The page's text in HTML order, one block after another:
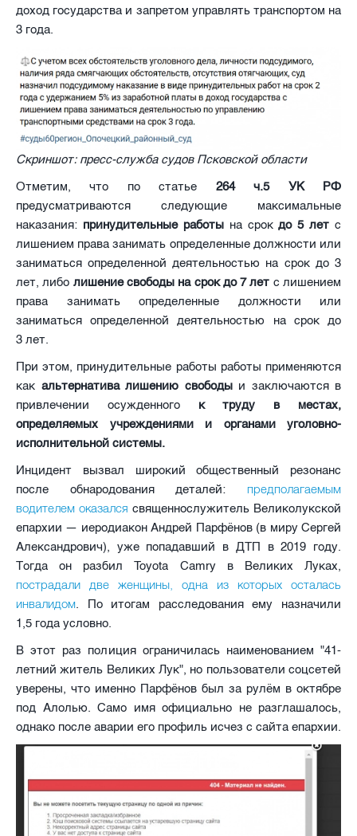
доход государства и запретом управлять транспортом на
3 года.
Скриншот: пресс-служба судов Псковской области
Отметим, что по статье 264 ч.5 УК РФ
предусматриваются следующие максимальные
наказания: принудительные работына срокдо 5 лет с
лишением права занимать определенные должности или
заниматься определенной деятельностью на срок до 3
лет, либо лишение свободы на срок до 7 лет с лишением
права занимать определенные должности или
заниматься определенной деятельностью на срок до
3 лет.
При этом, принудительные работы работы применяются
как альтернатива лишению свободыи заключаются в
привлечении осужденного к труду в местах,
определяемых учреждениями и органами уголовно-
исполнительной системы.
Инцидент вызвал широкий общественный резонанс
после обнародования деталей: предполагаемым
водителем оказался священнослужитель Великолукской
епархии — иеродиакон Андрей Парфёнов (в миру Сергей
Александрович), уже попадавший в ДТП в 2019 году.
Тогда он разбил Toyota Camry в Великих Луках,
пострадали две женщины, одна из которых осталась
инвалидом. По итогам расследования ему назначили
1,5 года условно.
В этот раз полиция ограничилась наименованием "41-
летний житель Великих Лук", но пользователи соцсетей
уверены, что именно Парфёнов был за рулём в октябре
под Алолью. Само имя официально не разглашалось,
однако после аварии его профиль исчез с сайта епархии.